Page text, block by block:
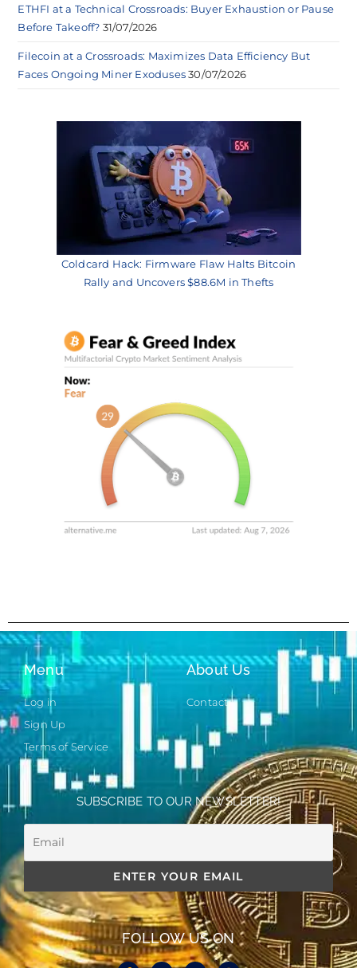
ETHFI at a Technical Crossroads: Buyer Exhaustion or Pause
Before Takeoff? 31/07/2026
Filecoin at a Crossroads: Maximizes Data Efficiency But
Faces Ongoing Miner Exoduses 30/07/2026
Coldcard Hack: Firmware Flaw Halts Bitcoin
Rally and Uncovers $88.6M in Thefts
Menu
Log in
Sign Up
Terms of Service
About Us
Contact
SUBSCRIBE TO OUR NEWSLETTER!
FOLLOW US ON